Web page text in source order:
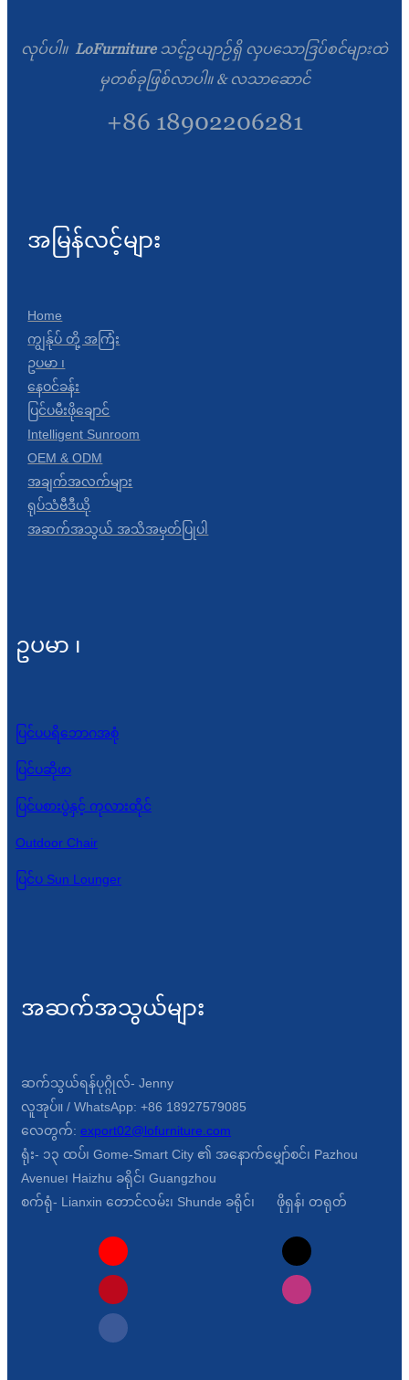
လုပ်ပါ။ LoFurniture သင့်ဥယျာဉ်ရှိ လှပသောဒြပ်စင်များထဲ
မှတစ်ခုဖြစ်လာပါ။ & လသာဆောင်
+86 18902206281
အမြန်လင့်များ
Home
ကျွန်ုပ် တို့ အကြံး
ဥပမာ ၊
နေဝင်ခန်း
ပြင်ပမီးဖိုချောင်
Intelligent Sunroom
OEM & ODM
အချက်အလက်များ
ရုပ်သံဗီဒီယို
အဆက်အသွယ် အသိအမှတ်ပြုပါ
ဥပမာ ၊
ပြင်ပပရိဘောဂအစုံ
ပြင်ပဆိုဖာ
ပြင်ပစားပွဲနှင့် ကုလားထိုင်
Outdoor Chair
ပြင်ပ Sun Lounger
အဆက်အသွယ်များ
ဆက်သွယ်ရန်ပုဂ္ဂိုလ်- Jenny
လူအုပ်။ / WhatsApp: +86 18927579085
လေတွက်: export02@lofurniture.com
ရုံး- ၁၃ ထပ်၊ Gome-Smart City ၏ အနောက်မျှော်စင်၊ Pazhou
Avenue၊ Haizhu ခရိုင်၊ Guangzhou
စက်ရုံ- Lianxin တောင်လမ်း၊ Shunde ခရိုင်၊ ဖိုရှန်၊ တရုတ်